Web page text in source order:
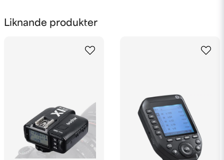
Liknande produkter
Ja, ni får publicera min fråga